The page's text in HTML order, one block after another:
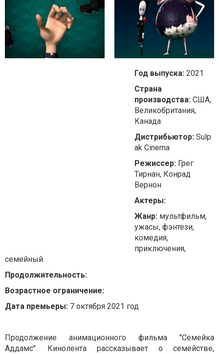
Год выпуска: 2021
Страна
производства: США,
Великобритания,
Канада
Дистрибьютор: Sulp
ak Cinema
Режиссер: Грег
Тирнан, Конрад
Вернон
Актеры:
Жанр: мультфильм,
ужасы, фэнтези,
комедия,
приключения,
семейный
Продолжительность:
Возрастное ограничение:
Дата премьеры: 7 октября 2021 год
Продолжение анимационного фильма "Семейка
Аддамс". Кинолента рассказывает о семействе,